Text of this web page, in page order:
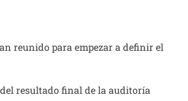
reunido para empezar a definir el
resultado final de la auditoría